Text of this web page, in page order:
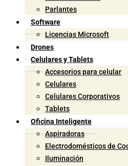
Parlantes
Software
Licencias Microsoft
Drones
Celulares y Tablets
Accesorios para celular
Celulares
Celulares Corporativos
Tablets
Oficina Inteligente
Aspiradoras
Electrodomésticos de
Iluminación